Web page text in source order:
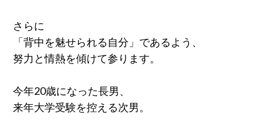
さらに
「背中を魅せられる自分」であるよう、
努力と情熱を傾けて参ります。
今年20歳になった長男、
来年大学受験を控える次男。